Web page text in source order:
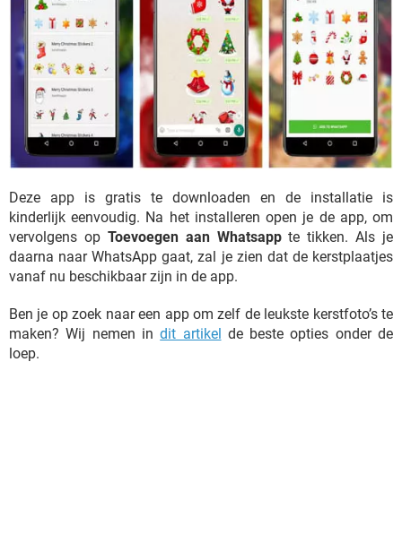
Deze app is gratis te downloaden en de installatie is
kinderlijk eenvoudig. Na het installeren open je de app, om
vervolgens op Toevoegen aan Whatsappte tikken. Als je
daarna naar WhatsApp gaat, zal je zien dat de kerstplaatjes
vanaf nu beschikbaar zijn in de app.
Ben je op zoek naar een app om zelf de leukste kerstfoto’s te
maken? Wij nemen indit artikel de beste opties onder de
loep.